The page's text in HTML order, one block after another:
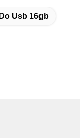
Usb 16gb